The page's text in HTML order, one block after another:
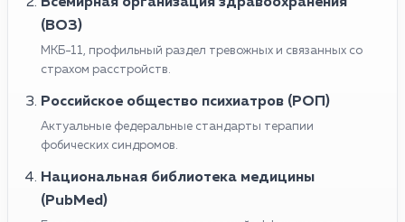
(ВОЗ)
МКБ-11, профильный раздел тревожных и связанных со
страхом расстройств.
Российское общество психиатров (РОП)
Актуальные федеральные стандарты терапии
фобических синдромов.
Национальная библиотека медицины
(PubMed)